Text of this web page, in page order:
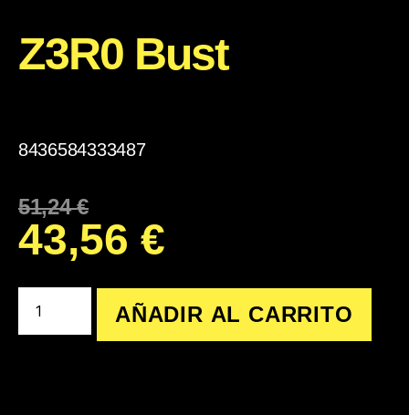
Z3R0 Bust
8436584333487
51,24€
43,56 €
AÑADIR AL CARRITO